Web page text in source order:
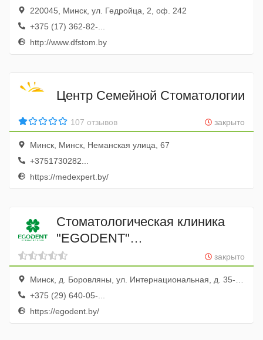
220045, Минск, ул. Гедройца, 2, оф. 242
+375 (17) 362-82-...
http://www.dfstom.by
Центр Семейной Стоматологии
закрыто
107 отзывов
Минск, Минск, Неманская улица, 67
+3751730282...
https://medexpert.by/
Стоматологическая клиника
"EGODENT"
(Стоматологическое отделение
ООО "КассТехноСервис")
закрыто
Минск, д. Боровляны, ул. Интернациональная, д. 35-127
+375 (29) 640-05-...
https://egodent.by/